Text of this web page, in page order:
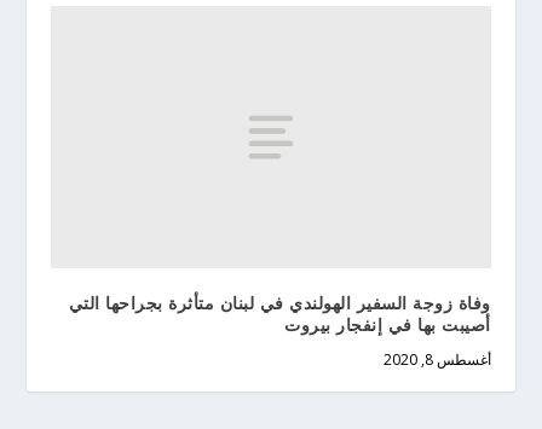
وفاة زوجة السفير الهولندي في لبنان متأثرة بجراحها التي
أصيبت بها في إنفجار بيروت
أغسطس 8, 2020